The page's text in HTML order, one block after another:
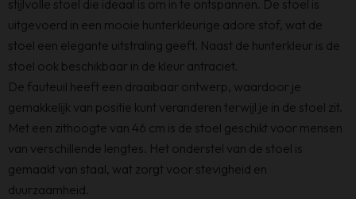
stijlvolle stoel die ideaal is om in te ontspannen. De stoel is
uitgevoerd in een mooie hunterkleurige adore stof, wat de
stoel een elegante uitstraling geeft. Naast de hunterkleur is de
stoel ook beschikbaar in de kleur antraciet.
De fauteuil heeft een draaibaar ontwerp, waardoor je
gemakkelijk van positie kunt veranderen terwijl je in de stoel zit.
Met een zithoogte van 46 cm is de stoel geschikt voor mensen
van verschillende lengtes. Het onderstel van de stoel is
gemaakt van staal, wat zorgt voor stevigheid en
duurzaamheid.